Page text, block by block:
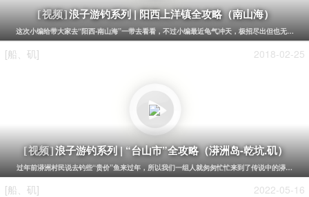
[视频]浪子游钓系列 | 阳西上洋镇全攻略（南山海）
这次小编给带大家去“阳西-南山海”一带去看看，不过小编最近龟气冲天，极招尽出但也无力回
[船、矶] 2018-02-25
[视频]浪子游钓系列 | “台山市”全攻略（漭洲岛-乾坑.矶）
过年前漭洲村民说去钓些“贵价”鱼来过年，所以我们一组人就匆匆忙忙来到了传说中的漭洲，
[船、矶] 2022-05-16